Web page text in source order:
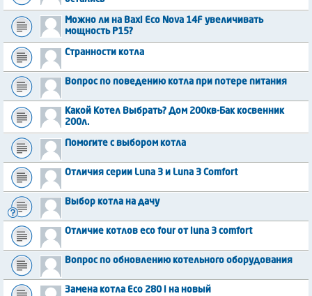
Можно ли на Baxi Eco Nova 14F увеличивать
мощность P15?
Странности котла
Вопрос по поведению котла при потере питания
Какой Котел Выбрать? Дом 200кв-Бак косвенник
200л.
Помогите с выбором котла
Отличия серии Luna 3 и Luna 3 Comfort
Выбор котла на дачу
Отличие котлов eco four от luna 3 comfort
Вопрос по обновлению котельного оборудования
Замена котла Eco 280 i на новый